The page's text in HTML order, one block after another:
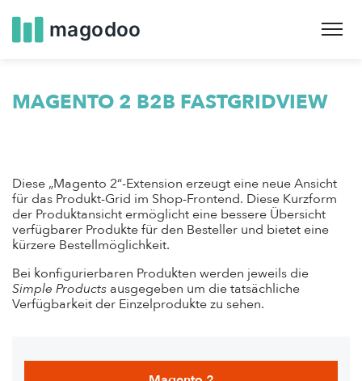
main
MAGENTO 2 B2B FASTGRIDVIEW
Diese „Magento 2“-Extension erzeugt eine neue Ansicht
für das Produkt-Grid im Shop-Frontend. Diese Kurzform
der Produktansicht ermöglicht eine bessere Übersicht
verfügbarer Produkte für den Besteller und bietet eine
kürzere Bestellmöglichkeit.
Bei konfigurierbaren Produkten werden jeweils die
Simple Products ausgegeben um die tatsächliche
Verfügbarkeit der Einzelprodukte zu sehen.